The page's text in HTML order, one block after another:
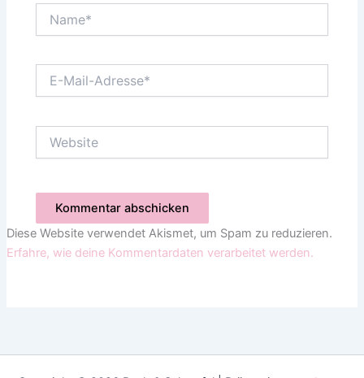
Mail-
Diese Website verwendet Akismet, um Spam zu reduzieren.
Erfahre, wie deine Kommentardaten verarbeitet werden.